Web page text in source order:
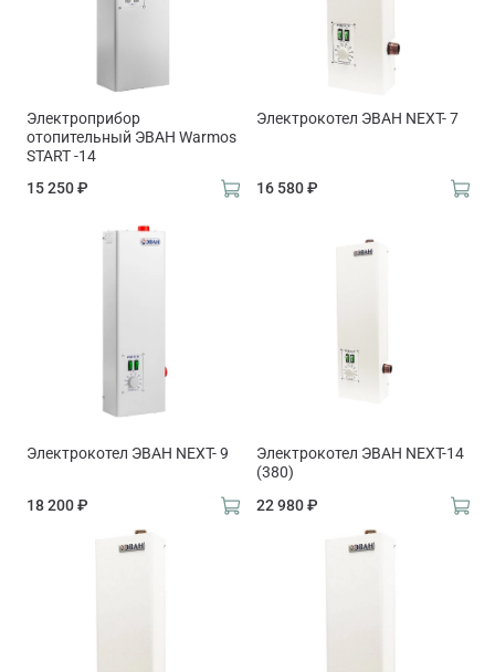
Электроприбор
отопительный ЭВАН Warmos
START -14
15 250 ₽
Электрокотел ЭВАН NEXT- 7
16 580 ₽
Электрокотел ЭВАН NEXT- 9
18 200 ₽
Электрокотел ЭВАН NEXT-14
(380)
22 980 ₽